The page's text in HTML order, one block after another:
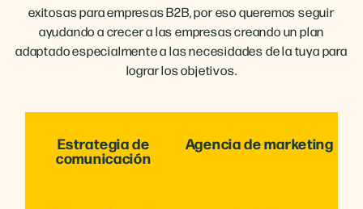
exitosas para empresas B2B, por eso queremos seguir
ayudando a crecer a las empresas creando un plan
adaptado especialmente a las necesidades de la tuya para
lograr los objetivos.
Estrategia de
comunicación
Agencia de marketing